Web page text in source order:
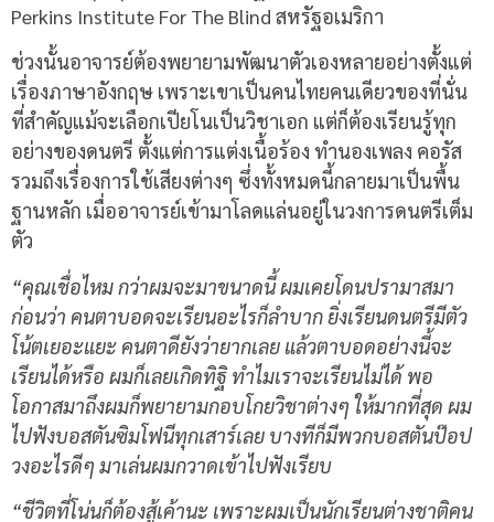
Perkins Institute For The Blind สหรัฐอเมริกา
ช่วงนั้นอาจารย์ต้องพยายามพัฒนาตัวเองหลายอย่างตั้งแต่
เรื่องภาษาอังกฤษ เพราะเขาเป็นคนไทยคนเดียวของที่นั่น
ที่สำคัญแม้จะเลือกเปียโนเป็นวิชาเอก แต่ก็ต้องเรียนรู้ทุก
อย่างของดนตรี ตั้งแต่การแต่งเนื้อร้อง ทำนองเพลง คอรัส
รวมถึงเรื่องการใช้เสียงต่างๆ ซึ่งทั้งหมดนี้กลายมาเป็นพื้น
ฐานหลัก เมื่ออาจารย์เข้ามาโลดแล่นอยู่ในวงการดนตรีเต็ม
ตัว
“คุณเชื่อไหม กว่าผมจะมาขนาดนี้ ผมเคยโดนปรามาสมา
ก่อนว่า คนตาบอดจะเรียนอะไรก็ลำบาก ยิ่งเรียนดนตรีมีตัว
โน้ตเยอะแยะ คนตาดียังว่ายากเลย แล้วตาบอดอย่างนี้จะ
เรียนได้หรือ ผมก็เลยเกิดทิฐิ ทำไมเราจะเรียนไม่ได้ พอ
โอกาสมาถึงผมก็พยายามกอบโกยวิชาต่างๆ ให้มากที่สุด ผม
ไปฟังบอสตันซิมโฟนีทุกเสาร์เลย บางทีก็มีพวกบอสตันป๊อป
วงอะไรดีๆ มาเล่นผมกวาดเข้าไปฟังเรียบ
“ชีวิตที่โน่นก็ต้องสู้เค้านะ เพราะผมเป็นนักเรียนต่างชาติคน